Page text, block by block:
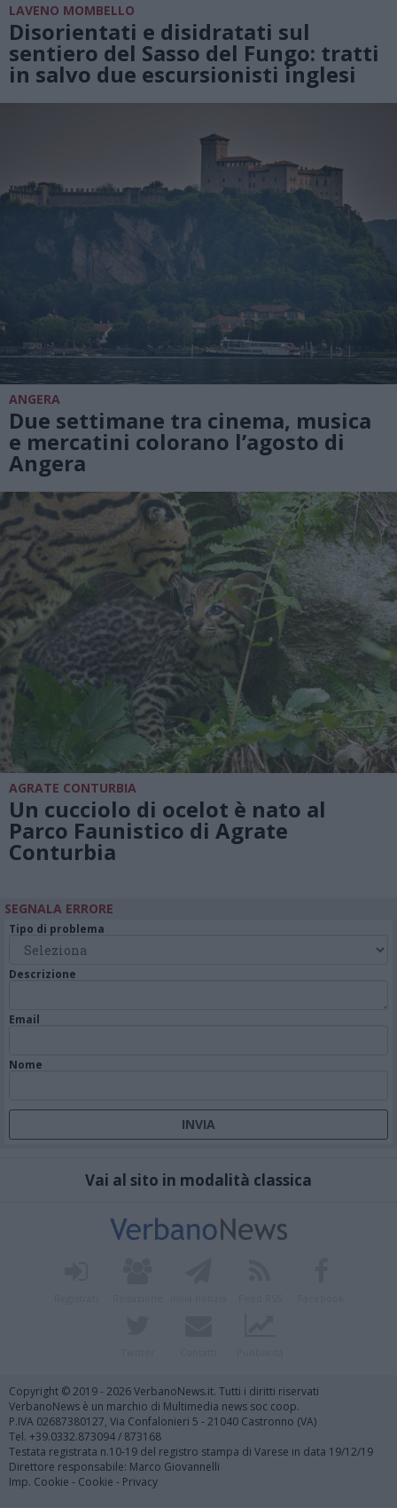
LAVENO MOMBELLO
Disorientati e disidratati sul
sentiero del Sasso del Fungo: tratti
in salvo due escursionisti inglesi
ANGERA
Due settimane tra cinema, musica
e mercatini colorano l’agosto di
Angera
AGRATE CONTURBIA
Un cucciolo di ocelot è nato al
Parco Faunistico di Agrate
Conturbia
SEGNALA ERRORE
Tipo di problema
Descrizione
Email
Nome
Vai al sito in modalità classica
Copyright © 2019 - 2026 VerbanoNews.it. Tutti i diritti riservati
VerbanoNews è un marchio di Multimedia news soc coop.
P.IVA 02687380127, Via Confalonieri 5 - 21040 Castronno (VA)
Tel. +39.0332.873094 / 873168
Testata registrata n.10-19 del registro stampa di Varese in data 19/12/19
Direttore responsabile: Marco Giovannelli
Imp. Cookie - Cookie - Privacy